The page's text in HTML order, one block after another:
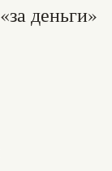
деньги»